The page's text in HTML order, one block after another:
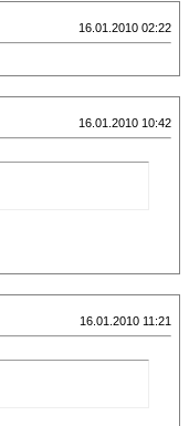
16.01.2010 02:22
16.01.2010 10:42
16.01.2010 11:21